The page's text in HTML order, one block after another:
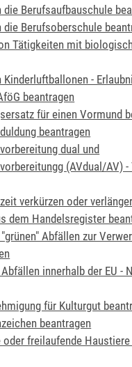
die Berufsaufbauschule
die Berufsoberschule
Tätigkeiten mit
-
beantragen
für einen Vormund
beantragen
dual und
(AVdual/AV) -
verkürzen oder
dem Handelsregister
Abfällen zur
innerhalb der EU -
für Kulturgut
beantragen
freilaufende